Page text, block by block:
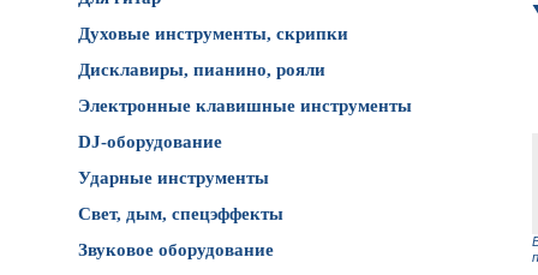
Духовые инструменты, скрипки
Дисклавиры, пианино, рояли
Электронные клавишные инструменты
DJ-оборудование
Ударные инструменты
Свет, дым, спецэффекты
Звуковое оборудование